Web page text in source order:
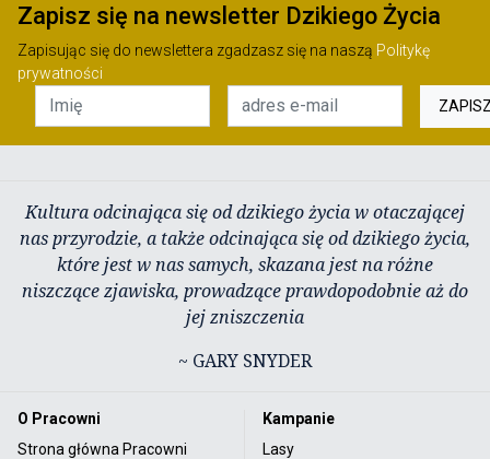
Zapisz się na newsletter Dzikiego Życia
Zapisując się do newslettera zgadzasz się na naszą Politykę
prywatności
Kultura odcinająca się od dzikiego życia w otaczającej
nas przyrodzie, a także odcinająca się od dzikiego życia,
które jest w nas samych, skazana jest na różne
niszczące zjawiska, prowadzące prawdopodobnie aż do
jej zniszczenia
~ GARY SNYDER
O Pracowni
Strona główna Pracowni
Kampanie
Lasy